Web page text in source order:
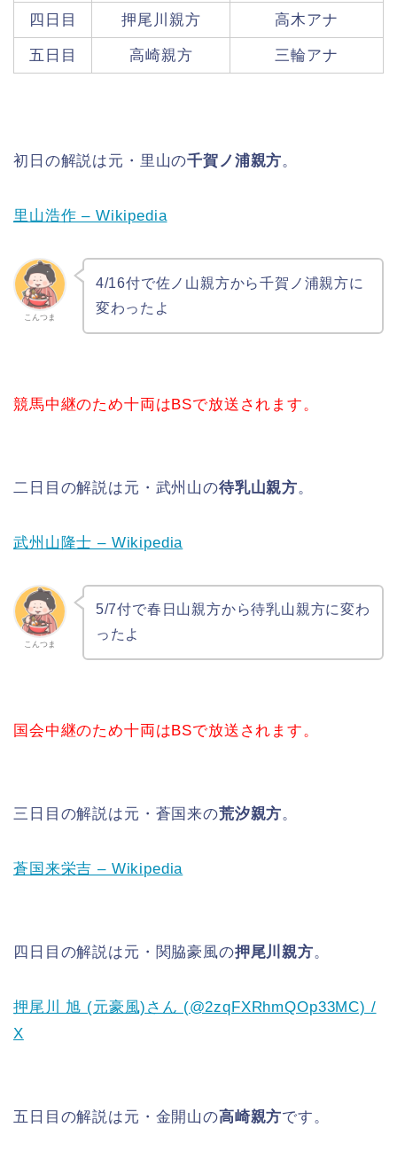
四日目 押尾川親方 高木アナ
五日目 高崎親方 三輪アナ
初日の解説は元・里山の千賀ノ浦親方。
里山浩作 – Wikipedia
こんつま
4/16付で佐ノ山親方から千賀ノ浦親方に
変わったよ
競馬中継のため十両はBSで放送されます。
二日目の解説は元・武州山の待乳山親方。
武州山隆士 – Wikipedia
こんつま
5/7付で春日山親方から待乳山親方に変わ
ったよ
国会中継のため十両はBSで放送されます。
三日目の解説は元・蒼国来の荒汐親方。
蒼国来栄吉 – Wikipedia
四日目の解説は元・関脇豪風の押尾川親方。
押尾川 旭 (元豪風)さん (@2zqFXRhmQOp33MC) /
X
五日目の解説は元・金開山の高崎親方です。